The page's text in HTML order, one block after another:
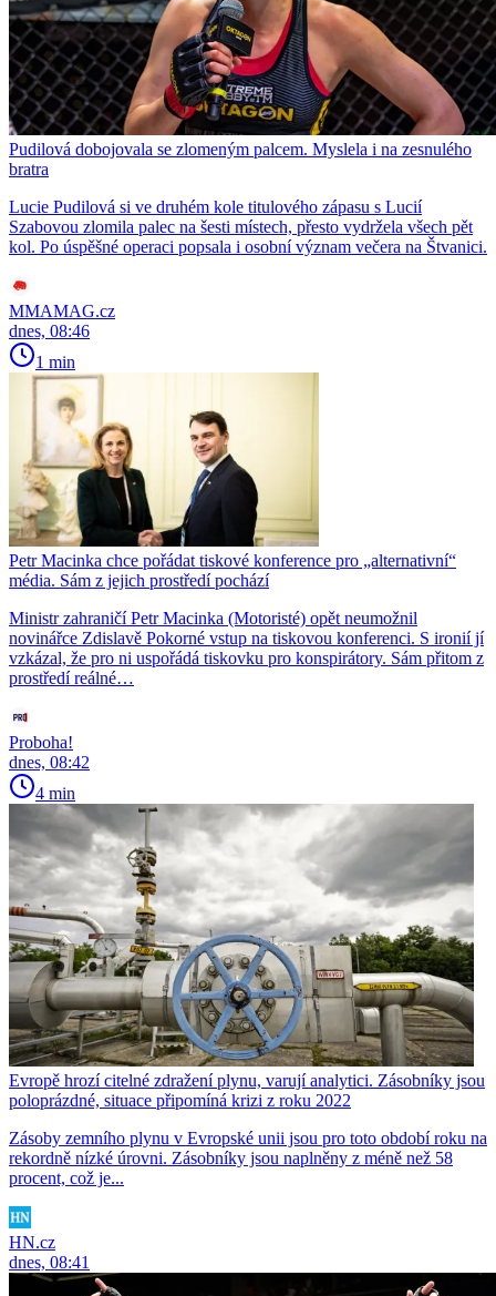
Pudilová dobojovala se zlomeným palcem. Myslela i na zesnulého
bratra
Lucie Pudilová si ve druhém kole titulového zápasu s Lucií
Szabovou zlomila palec na šesti místech, přesto vydržela všech pět
kol. Po úspěšné operaci popsala i osobní význam večera na Štvanici.
MMAMAG.cz
dnes, 08:46
1 min
Petr Macinka chce pořádat tiskové konference pro „alternativní“
média. Sám z jejich prostředí pochází
Ministr zahraničí Petr Macinka (Motoristé) opět neumožnil
novinářce Zdislavě Pokorné vstup na tiskovou konferenci. S ironií jí
vzkázal, že pro ni uspořádá tiskovku pro konspirátory. Sám přitom z
prostředí reálné…
Proboha!
dnes, 08:42
4 min
Evropě hrozí citelné zdražení plynu, varují analytici. Zásobníky jsou
poloprázdné, situace připomíná krizi z roku 2022
Zásoby zemního plynu v Evropské unii jsou pro toto období roku na
rekordně nízké úrovni. Zásobníky jsou naplněny z méně než 58
procent, což je...
HN.cz
dnes, 08:41